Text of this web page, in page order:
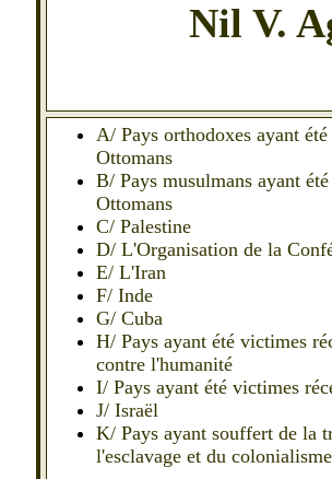
Nil V.
A/ Pays orthodoxes ayant
Ottomans
B/ Pays musulmans ayant
Ottomans
C/ Palestine
D/ L'Organisation de la
E/ L'Iran
F/ Inde
G/ Cuba
H/ Pays ayant été victimes
contre l'humanité
I/ Pays ayant été victimes
J/ Israël
K/ Pays ayant souffert de la
l'esclavage et du colonialisme